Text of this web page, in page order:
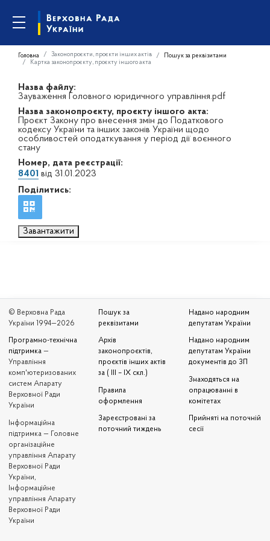
Головна Законопроєкти, проєкти інших актів
Пошук за реквізитами
Картка законопроєкту, проєкту іншого акта
Назва файлу:
Зауваження Головного юридичного управління.pdf
Назва законопроєкту, проєкту іншого акта:
Проєкт Закону про внесення змін до Податкового
кодексу України та інших законів України щодо
особливостей оподаткування у період дії воєнного
стану
Номер, дата реєстрації:
8401 від 31.01.2023
Поділитись:
Завантажити
© Верховна Рада
України 1994—2026
Програмно-технічна
підтримка —
Управління
комп'ютеризованих
систем Апарату
Верховної Ради
України
Iнформаційна
підтримка — Головне
організаційне
управління Апарату
Верховної Ради
України,
Інформаційне
управління Апарату
Верховної Ради
України
Пошук за
реквізитами
Архів
законопроєктів,
проєктів інших актів
за ( III – IX скл.)
Правила
оформлення
Зареєстровані за
поточний тиждень
Надано народним
депутатам України
Надано народним
депутатам України
документів до ЗП
Знаходяться на
опрацюванні в
комітетах
Прийняті на поточній
сесії